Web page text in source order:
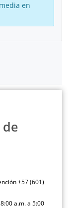
en
+57 (601)
a.m. a 5:00